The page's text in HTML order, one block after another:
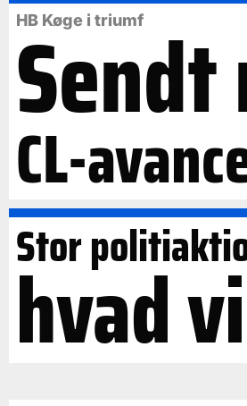
HB Køge i triumf
CL-
Stor
hvad